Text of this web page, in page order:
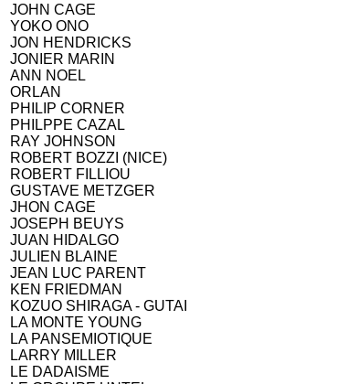
JOHN CAGE
YOKO ONO
JON HENDRICKS
JONIER MARIN
ANN NOEL
ORLAN
PHILIP CORNER
PHILPPE CAZAL
RAY JOHNSON
ROBERT BOZZI (NICE)
ROBERT FILLIOU
GUSTAVE METZGER
JHON CAGE
JOSEPH BEUYS
JUAN HIDALGO
JULIEN BLAINE
JEAN LUC PARENT
KEN FRIEDMAN
KOZUO SHIRAGA - GUTAI
LA MONTE YOUNG
LA PANSEMIOTIQUE
LARRY MILLER
LE DADAISME